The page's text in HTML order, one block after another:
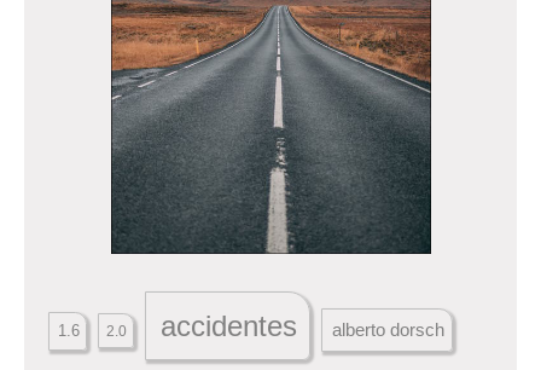
1.6 2.0 accidentes alberto dorsch